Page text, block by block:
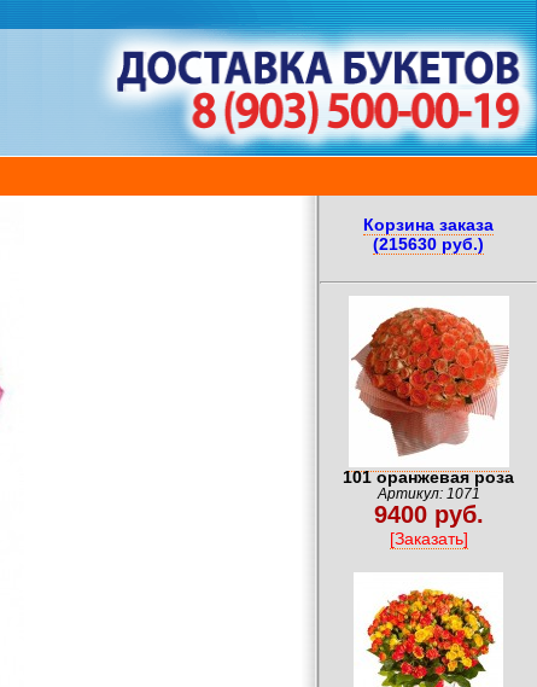
Корзина заказа
(215630 руб.)
101 оранжевая роза
Артикул: 1071
9400 руб.
[Заказать]